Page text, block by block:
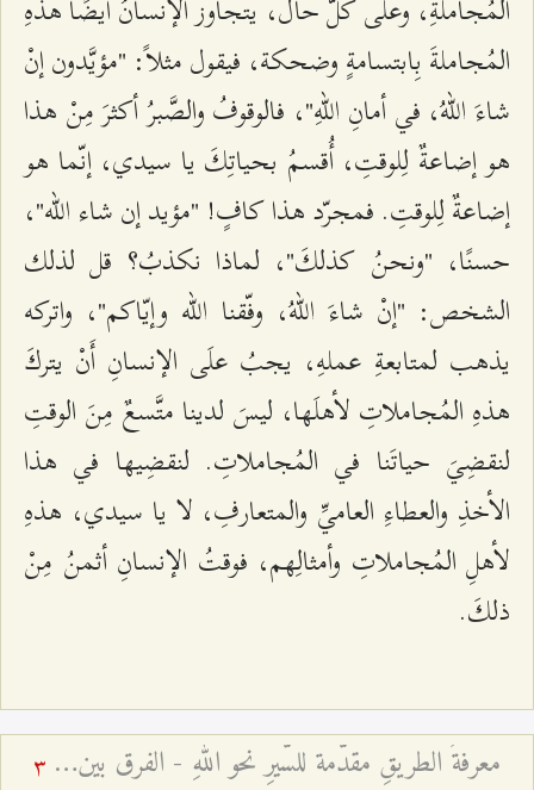
المُجاملةَ بِابتسامةٍ وضحكة، فيقول مثلاً: "مؤيَّدون إنْ
شاءَ اللّهُ، في أمانِ اللّهِ"، فالوقوفُ والصَّبرُ أكثرَ مِنْ هذا
هو إضاعةٌ لِلوقتِ، أُقسمُ بحياتِكَ يا سيدي، إنّما هو
إضاعةٌ لِلوقتِ. فمجرّد هذا كافٍ! "مؤيد إن شاء الله"،
حسنًا، "ونحنُ كذلكَ"، لماذا نكذبُ؟ قل لذلك
الشخص: "إنْ شاءَ اللّهُ، وفّقنا الله وإيّاكم"، واتركه
يذهب لمتابعةِ عملهِ، يجبُ علَى الإنسانِ أَنْ يتركَ
هذهِ المُجاملاتِ لأهلَها، ليسَ لدينا متَّسعٌ مِنَ الوقتِ
لنقضِيَ حياتَنا في المُجاملاتِ. لنقضِيها في هذا
الأخذِ والعطاءِ العاميِّ والمتعارفِ، لا يا سيدي، هذهِ
لأهلِ المُجاملاتِ وأمثالِهم، فوقتُ الإنسانِ أثمنُ مِنْ
ذلكَ.
معرفةُ الطريقِ مقدّمة للسَّيرِ نحو اللهِ - الفرق بين المعرفة الحقّة والادّعاء 3